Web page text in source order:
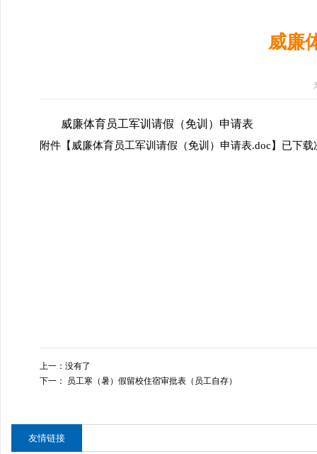
威廉
威廉体育员工军训请假（免训）申请表
附件【 威廉体育员工军训请假（免训）申请表.doc 】已下载
上一： 没有了
下一：
员工寒（暑）假留校住宿审批表（员工自存）
友情链接